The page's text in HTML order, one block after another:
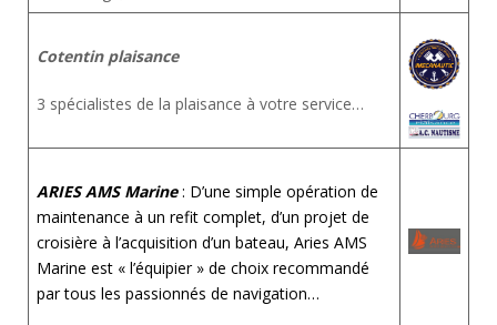
Cotentin plaisance
3 spécialistes de la plaisance à votre service…
ARIES AMS Marine: D’une simple opération de
maintenance à un refit complet, d’un projet de
croisière à l’acquisition d’un bateau, Aries AMS
Marine est « l’équipier » de choix recommandé
par tous les passionnés de navigation…